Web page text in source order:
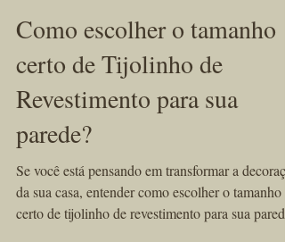
22 de jul. de 2025
2 min de leitura
Como escolher o tamanho
certo de Tijolinho de
Revestimento para sua
parede?
Se você está pensando em transformar a
da sua casa, entender como escolher o tamanho